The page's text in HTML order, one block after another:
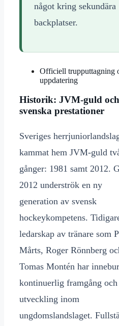
något kring sekundära
backplatser.
Officiell trupputtagning
uppdatering
Historik: JVM-guld och
svenska prestationer
Sveriges
kammat hem JVM-guld
gånger: 1981 samt 2012.
2012 underströk en ny
generation av svensk
hockeykompetens.
ledarskap av tränare som
Mårts, Roger Rönnberg
Tomas Montén har
kontinuerlig framgång och
utveckling inom
ungdomslandslaget.